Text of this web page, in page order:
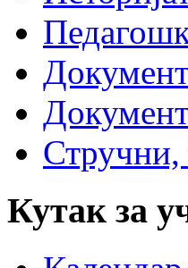
Стручни,
Кутак за